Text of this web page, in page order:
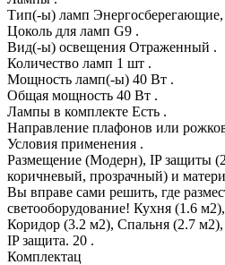
Тип(-ы) ламп Энергосберегающие,
Цоколь для ламп G9 .
Вид(-ы) освещения Отраженный .
Количество ламп 1 шт .
Мощность ламп(-ы) 40 Вт .
Общая мощность 40 Вт .
Лампы в комплекте Есть .
Направление плафонов или
Условия применения .
Размещение (Модерн), IP защиты
коричневый, прозрачный) и
Вы вправе сами решить, где
светооборудование! Кухня (1.6
Коридор (3.2 м2), Спальня (2.7
IP защита. 20 .
Комплектац